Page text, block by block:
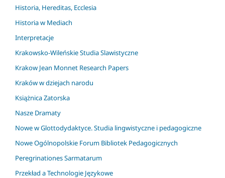
Historia, Hereditas, Ecclesia
Historia w Mediach
Interpretacje
Krakowsko-Wileńskie Studia Slawistyczne
Krakow Jean Monnet Research Papers
Kraków w dziejach narodu
Książnica Zatorska
Nasze Dramaty
Nowe w Glottodydaktyce. Studia lingwistyczne i pedagogiczne
Nowe Ogólnopolskie Forum Bibliotek Pedagogicznych
Peregrinationes Sarmatarum
Przekład a Technologie Językowe